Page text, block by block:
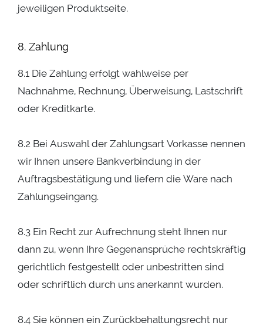
jeweiligen Produktseite.
8. Zahlung
8.1 Die Zahlung erfolgt wahlweise per
Nachnahme, Rechnung, Überweisung, Lastschrift
oder Kreditkarte.
8.2 Bei Auswahl der Zahlungsart Vorkasse nennen
wir Ihnen unsere Bankverbindung in der
Auftragsbestätigung und liefern die Ware nach
Zahlungseingang.
8.3 Ein Recht zur Aufrechnung steht Ihnen nur
dann zu, wenn Ihre Gegenansprüche rechtskräftig
gerichtlich festgestellt oder unbestritten sind
oder schriftlich durch uns anerkannt wurden.
8.4 Sie können ein Zurückbehaltungsrecht nur